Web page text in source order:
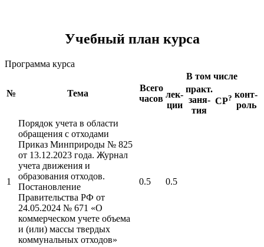
Учебный план курса
Программа курса
№ Тема
Всего
часов
В том числе
лек-
ции
практ.
заня-
тия
СР? конт-
роль
1
Порядок учета в области
обращения с отходами
Приказ Минприроды № 825
от 13.12.2023 года. Журнал
учета движения и
образования отходов.
Постановление
Правительства РФ от
24.05.2024 № 671 «О
коммерческом учете объема
и (или) массы твердых
коммунальных отходов»
0.5 0.5